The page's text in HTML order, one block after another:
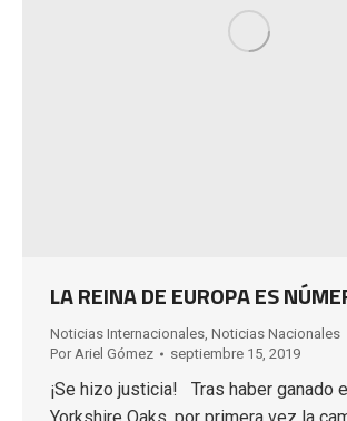
LA REINA DE EUROPA ES
Noticias Internacionales, Noticias Nacionales
Por Ariel Gómez septiembre 15, 2019
¡Se hizo justicia! Tras haber ganado